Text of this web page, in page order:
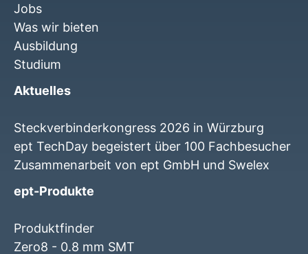
Jobs
Was wir bieten
Ausbildung
Studium
Aktuelles
Steckverbinderkongress 2026 in Würzburg
ept TechDay begeistert über 100 Fachbesucher
Zusammenarbeit von ept GmbH und Swelex
ept-Produkte
Produktfinder
Zero8 - 0.8 mm SMT